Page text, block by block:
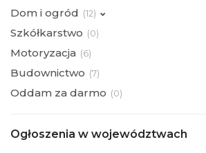
Dom i ogród (12)
Szkółkarstwo (0)
Motoryzacja (6)
Budownictwo (7)
Oddam za darmo (0)
Ogłoszenia w województwach